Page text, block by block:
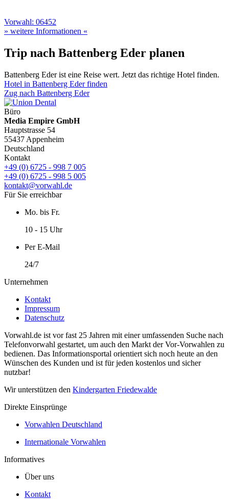
Vorwahl: 06452
» weitere Informationen «
Trip nach Battenberg Eder planen
Battenberg Eder ist eine Reise wert. Jetzt das richtige Hotel finden.
Hotel in Battenberg Eder finden
Zug nach Battenberg Eder
Büro
Media Empire GmbH
Hauptstrasse 54
55437 Appenheim
Deutschland
Kontakt
+49 (0) 6725 - 998 7 005
+49 (0) 6725 - 998 5 005
kontakt@vorwahl.de
Für Sie erreichbar
Mo. bis Fr.
10 - 15 Uhr
Per E-Mail
24/7
Unternehmen
Kontakt
Impressum
Datenschutz
Vorwahl.de ist vor fast 25 Jahren mit einer umfassenden Suche nach
Telefonvorwahl gestartet, um auch den Markt der Vor-Vorwahlen zu
bedienen. Das Informationsportal orientiert sich noch heute an den
Wünschen des Kunden und ist für jeden kostenlos und sicher
nutzbar!
Wir unterstützen den Kindergarten Friedewalde
Direkte Einsprünge
Vorwahlen Deutschland
Internationale Vorwahlen
Informatives
Über uns
Kontakt